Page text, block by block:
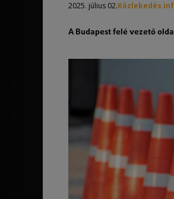
2025. július 02.Közlekedés
A Budapest felé vezető